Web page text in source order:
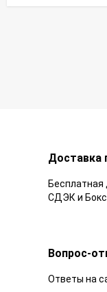
Доставка
Бесплатная
СДЭК и
Вопрос-
Ответы на